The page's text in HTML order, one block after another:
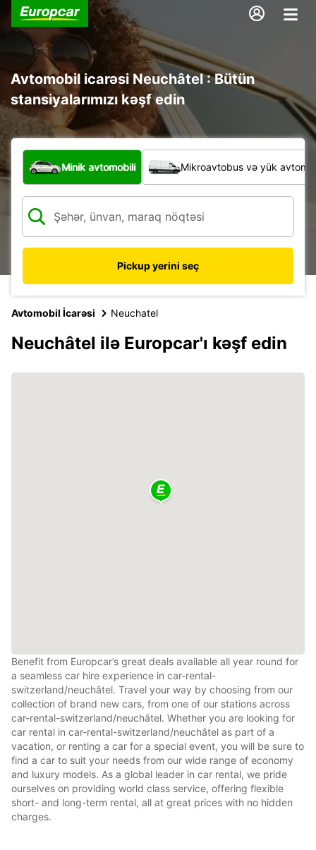
Avtomobil icarəsi Neuchâtel : Bütün
stansiyalarımızı kəşf edin
Hansı növ nəqliyyat vasitəsi?
Minik avtomobili Mikroavtobus və yük
Pickup yerini seç
Avtomobil İcarəsi Neuchatel
Neuchâtel ilə Europcar'ı kəşf edin
Benefit from Europcar’s great deals available all year round for
a seamless car hire experience in car-rental-
switzerland/neuchâtel. Travel your way by choosing from our
collection of brand new cars, from one of our stations across
car-rental-switzerland/neuchâtel. Whether you are looking for
car rental in car-rental-switzerland/neuchâtel as part of a
vacation, or renting a car for a special event, you will be sure to
find a car to suit your needs from our wide range of economy
and luxury models. As a global leader in car rental, we pride
ourselves on providing world class service, offering flexible
short- and long-term rental, all at great prices with no hidden
charges.